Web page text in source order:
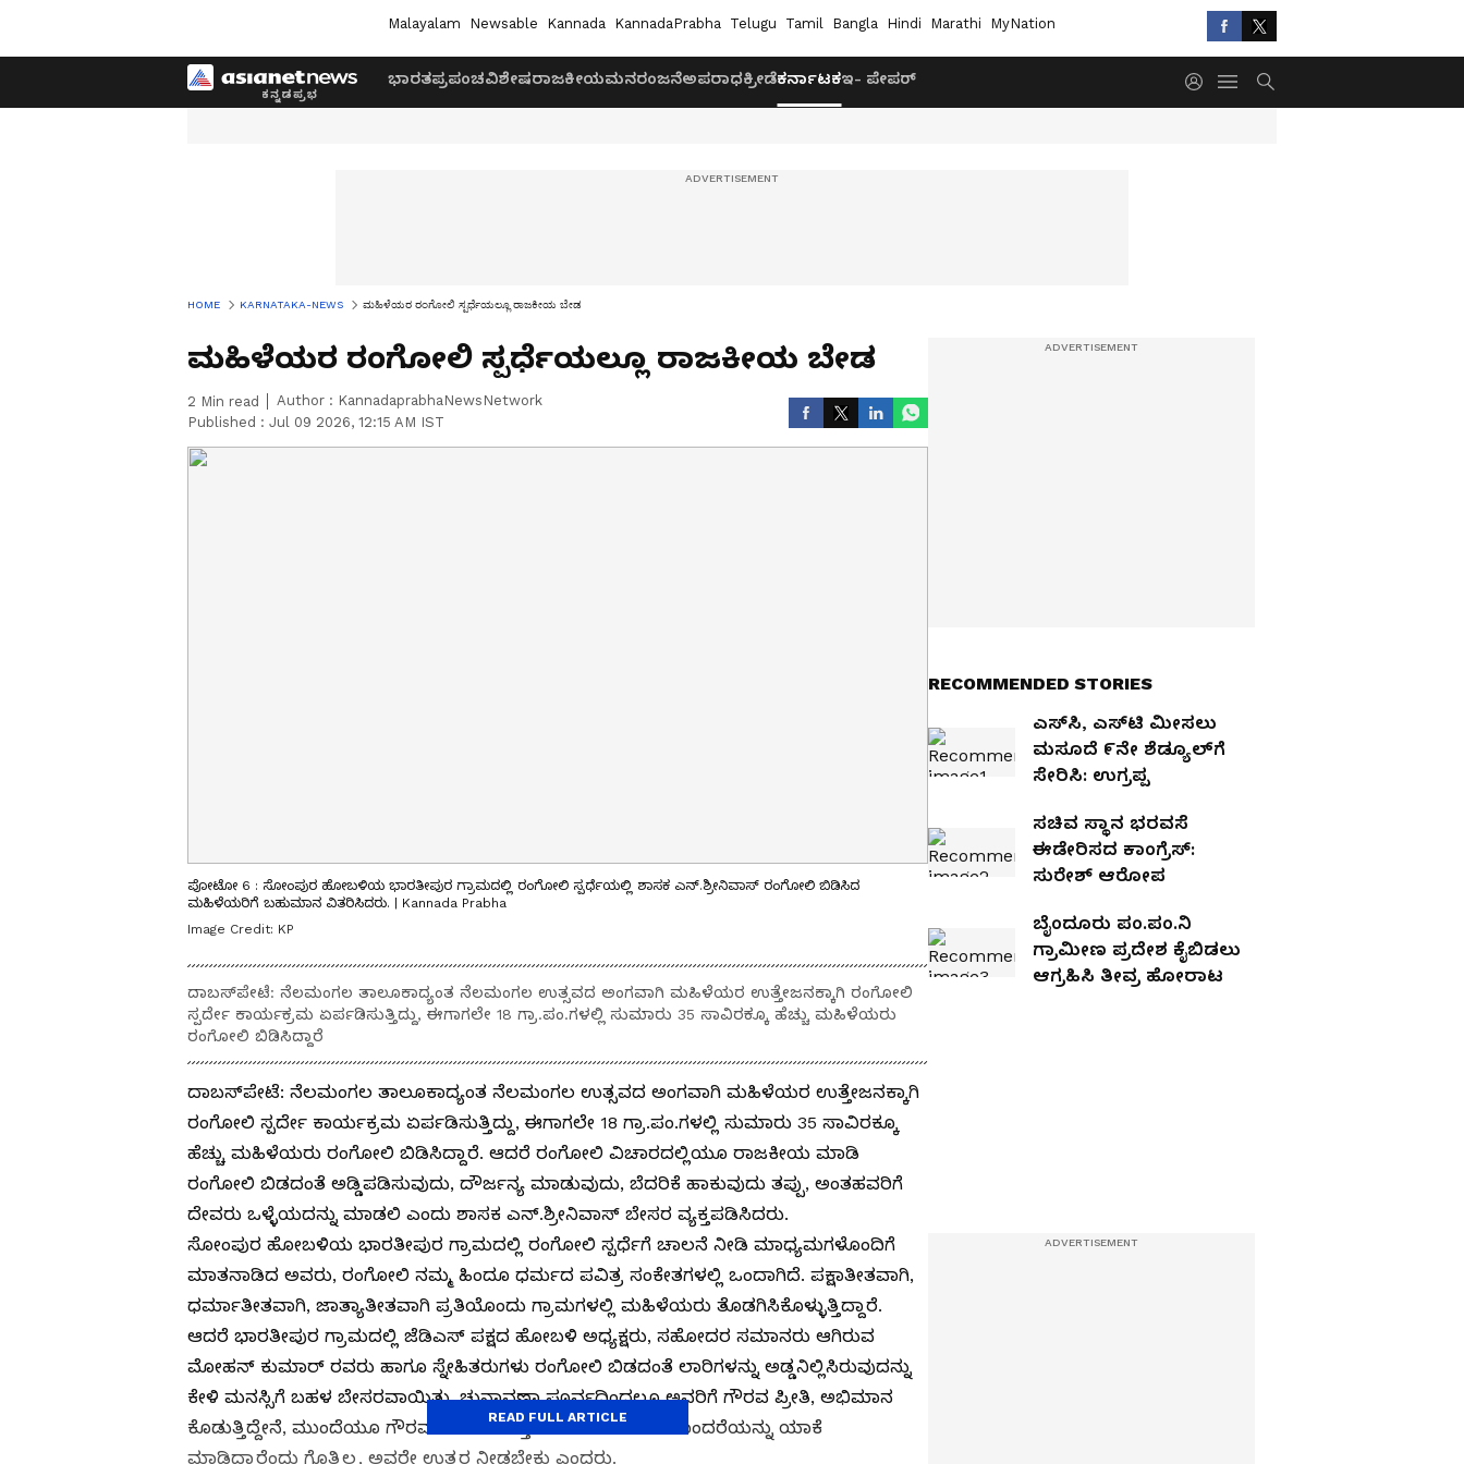
Malayalam Newsable Kannada KannadaPrabha Telugu Tamil Bangla Hindi Marathi MyNation
ಭಾರತಪ್ರಪಂಚವಿಶೇಷರಾಜಕೀಯಮನರಂಜನೆಅಪರಾಧಕ್ರೀಡೆಕರ್ನಾಟಕಇ- ಪೇಪರ್
HOME KARNATAKA-NEWS ಮಹಿಳೆಯರ ರಂಗೋಲಿ ಸ್ಪರ್ಧೆಯಲ್ಲೂ ರಾಜಕೀಯ ಬೇಡ
ಮಹಿಳೆಯರ ರಂಗೋಲಿ ಸ್ಪರ್ಧೆಯಲ್ಲೂ ರಾಜಕೀಯ ಬೇಡ
2 Min read Author : KannadaprabhaNewsNetwork
Published : Jul 09 2026, 12:15 AM IST
ಪೋಟೋ 6 : ಸೋಂಪುರ ಹೋಬಳಿಯ ಭಾರತೀಪುರ ಗ್ರಾಮದಲ್ಲಿ ರಂಗೋಲಿ ಸ್ಪರ್ಧೆಯಲ್ಲಿ ಶಾಸಕ ಎನ್.ಶ್ರೀನಿವಾಸ್ ರಂಗೋಲಿ ಬಿಡಿಸಿದ
ಮಹಿಳೆಯರಿಗೆ ಬಹುಮಾನ ವಿತರಿಸಿದರು. | Kannada Prabha
Image Credit: KP
ದಾಬಸ್‍ಪೇಟೆ: ನೆಲಮಂಗಲ ತಾಲೂಕಾದ್ಯಂತ ನೆಲಮಂಗಲ ಉತ್ಸವದ ಅಂಗವಾಗಿ ಮಹಿಳೆಯರ ಉತ್ತೇಜನಕ್ಕಾಗಿ ರಂಗೋಲಿ
ಸ್ಪರ್ದೇ ಕಾರ್ಯಕ್ರಮ ಏರ್ಪಡಿಸುತ್ತಿದ್ದು, ಈಗಾಗಲೇ 18 ಗ್ರಾ.ಪಂ.ಗಳಲ್ಲಿ ಸುಮಾರು 35 ಸಾವಿರಕ್ಕೂ ಹೆಚ್ಚು ಮಹಿಳೆಯರು
ರಂಗೋಲಿ ಬಿಡಿಸಿದ್ದಾರೆ
ದಾಬಸ್‍ಪೇಟೆ: ನೆಲಮಂಗಲ ತಾಲೂಕಾದ್ಯಂತ ನೆಲಮಂಗಲ ಉತ್ಸವದ ಅಂಗವಾಗಿ ಮಹಿಳೆಯರ ಉತ್ತೇಜನಕ್ಕಾಗಿ
ರಂಗೋಲಿ ಸ್ಪರ್ದೇ ಕಾರ್ಯಕ್ರಮ ಏರ್ಪಡಿಸುತ್ತಿದ್ದು, ಈಗಾಗಲೇ 18 ಗ್ರಾ.ಪಂ.ಗಳಲ್ಲಿ ಸುಮಾರು 35 ಸಾವಿರಕ್ಕೂ
ಹೆಚ್ಚು ಮಹಿಳೆಯರು ರಂಗೋಲಿ ಬಿಡಿಸಿದ್ದಾರೆ. ಆದರೆ ರಂಗೋಲಿ ವಿಚಾರದಲ್ಲಿಯೂ ರಾಜಕೀಯ ಮಾಡಿ
ರಂಗೋಲಿ ಬಿಡದಂತೆ ಅಡ್ಡಿಪಡಿಸುವುದು, ದೌರ್ಜನ್ಯ ಮಾಡುವುದು, ಬೆದರಿಕೆ ಹಾಕುವುದು ತಪ್ಪು, ಅಂತಹವರಿಗೆ
ದೇವರು ಒಳ್ಳೆಯದನ್ನು ಮಾಡಲಿ ಎಂದು ಶಾಸಕ ಎನ್.ಶ್ರೀನಿವಾಸ್ ಬೇಸರ ವ್ಯಕ್ತಪಡಿಸಿದರು.
ಸೋಂಪುರ ಹೋಬಳಿಯ ಭಾರತೀಪುರ ಗ್ರಾಮದಲ್ಲಿ ರಂಗೋಲಿ ಸ್ಪರ್ಧೆಗೆ ಚಾಲನೆ ನೀಡಿ ಮಾಧ್ಯಮಗಳೊಂದಿಗೆ
ಮಾತನಾಡಿದ ಅವರು, ರಂಗೋಲಿ ನಮ್ಮ ಹಿಂದೂ ಧರ್ಮದ ಪವಿತ್ರ ಸಂಕೇತಗಳಲ್ಲಿ ಒಂದಾಗಿದೆ. ಪಕ್ಷಾತೀತವಾಗಿ,
ಧರ್ಮಾತೀತವಾಗಿ, ಜಾತ್ಯಾತೀತವಾಗಿ ಪ್ರತಿಯೊಂದು ಗ್ರಾಮಗಳಲ್ಲಿ ಮಹಿಳೆಯರು ತೊಡಗಿಸಿಕೊಳ್ಳುತ್ತಿದ್ದಾರೆ.
ಆದರೆ ಭಾರತೀಪುರ ಗ್ರಾಮದಲ್ಲಿ ಜೆಡಿಎಸ್ ಪಕ್ಷದ ಹೋಬಳಿ ಅಧ್ಯಕ್ಷರು, ಸಹೋದರ ಸಮಾನರು ಆಗಿರುವ
ಮೋಹನ್ ಕುಮಾರ್ ರವರು ಹಾಗೂ ಸ್ನೇಹಿತರುಗಳು ರಂಗೋಲಿ ಬಿಡದಂತೆ ಲಾರಿಗಳನ್ನು ಅಡ್ಡನಿಲ್ಲಿಸಿರುವುದನ್ನು
ಕೇಳಿ ಮನಸ್ಸಿಗೆ ಬಹಳ ಬೇಸರವಾಯಿತು. ಚುನಾವಣಾ ಪೂರ್ವದಿಂದಲೂ ಅವರಿಗೆ ಗೌರವ ಪ್ರೀತಿ, ಅಭಿಮಾನ
ಕೊಡುತ್ತಿದ್ದೇನೆ, ಮುಂದೆಯೂ ಗೌರವದಿಂದ ಕಾಣುತ್ತೇನೆ. ಆದರೆ ಈ ರೀತಿ ತೊಂದರೆಯನ್ನು ಯಾಕೆ
ಮಾಡಿದ್ದಾರೆಂದು ಗೊತ್ತಿಲ್ಲ, ಅವರೇ ಉತ್ತರ ನೀಡಬೇಕು ಎಂದರು.
READ FULL ARTICLE
RECOMMENDED STORIES
ಎಸ್‌ಸಿ, ಎಸ್‌ಟಿ ಮೀಸಲು
ಮಸೂದೆ ೯ನೇ ಶೆಡ್ಯೂಲ್‌ಗೆ
ಸೇರಿಸಿ: ಉಗ್ರಪ್ಪ
ಸಚಿವ ಸ್ಥಾನ ಭರವಸೆ
ಈಡೇರಿಸದ ಕಾಂಗ್ರೆಸ್‌:
ಸುರೇಶ್ ಆರೋಪ
ಬೈಂದೂರು ಪಂ.ಪಂ.ನಿ
ಗ್ರಾಮೀಣ ಪ್ರದೇಶ ಕೈಬಿಡಲು
ಆಗ್ರಹಿಸಿ ತೀವ್ರ ಹೋರಾಟ